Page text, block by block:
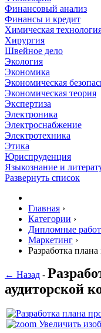
Финансовый анализ
Финансы и кредит
Химическая
Хирургия
Швейное дело
Экология
Экономика
Экономическая
Экономическая теория
Экспертиза
Электроника
Электроснабжение
Электротехника
Этика
Юриспруденция
Языкознание и
Развернуть список
Главная ›
Категории ›
Дипломные
Маркетинг ›
Разработка
← Назад -
аудиторской
Увеличить